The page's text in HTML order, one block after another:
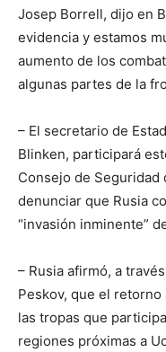
Josep Borrell, dijo en
evidencia y estamos
aumento de los
algunas partes de la
– El secretario de
Blinken, participará
Consejo de Seguridad
denunciar que Rusia
“invasión inminente”
– Rusia afirmó, a
Peskov, que el
las tropas que
regiones próximas a